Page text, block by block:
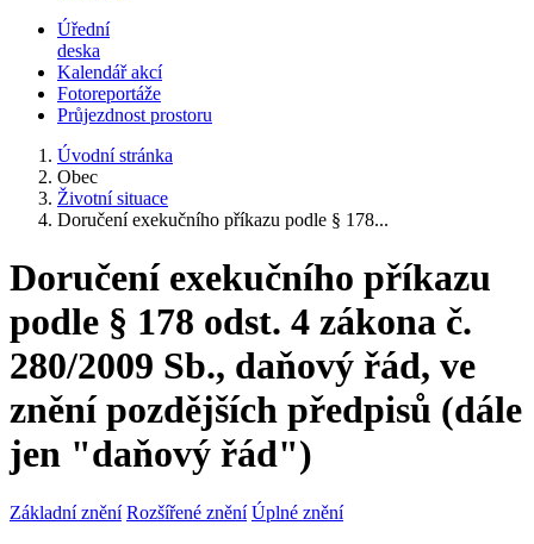
Úřední
deska
Kalendář akcí
Fotoreportáže
Průjezdnost prostoru
Úvodní stránka
Obec
Životní situace
Doručení exekučního příkazu podle § 178...
Doručení exekučního příkazu
podle § 178 odst. 4 zákona č.
280/2009 Sb., daňový řád, ve
znění pozdějších předpisů (dále
jen "daňový řád")
Základní znění Rozšířené znění Úplné znění